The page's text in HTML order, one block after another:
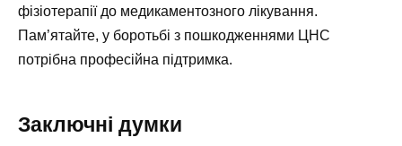
фізіотерапії до медикаментозного лікування.
Пам’ятайте, у боротьбі з пошкодженнями ЦНС
потрібна професійна підтримка.
Заключні думки